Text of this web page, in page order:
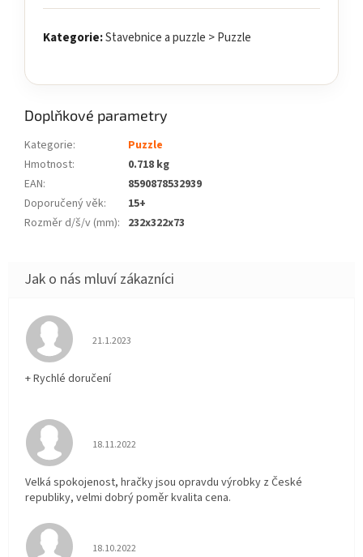
Kategorie:Stavebnice a puzzle > Puzzle
Doplňkové parametry
Kategorie:
Puzzle
Hmotnost:
0.718 kg
EAN:
8590878532939
Doporučený věk:
15+
Rozměr d/š/v (mm): 232x322x73
Hodnocení obchodu je 5 z 5 hvězdiček.
21.1.2023
+ Rychlé doručení
Hodnocení obchodu je 5 z 5 hvězdiček.
18.11.2022
Velká spokojenost, hračky jsou opravdu výrobky z České
republiky, velmi dobrý poměr kvalita cena.
Hodnocení obchodu je 5 z 5 hvězdiček.
18.10.2022